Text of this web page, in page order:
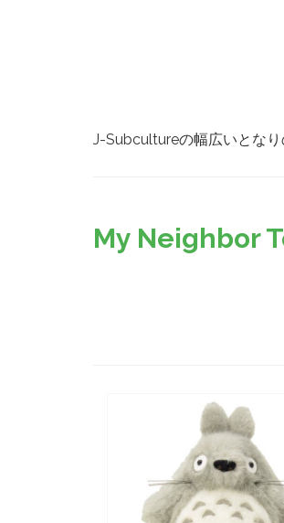
J-Subcultureの幅広いとな
My Neighbor